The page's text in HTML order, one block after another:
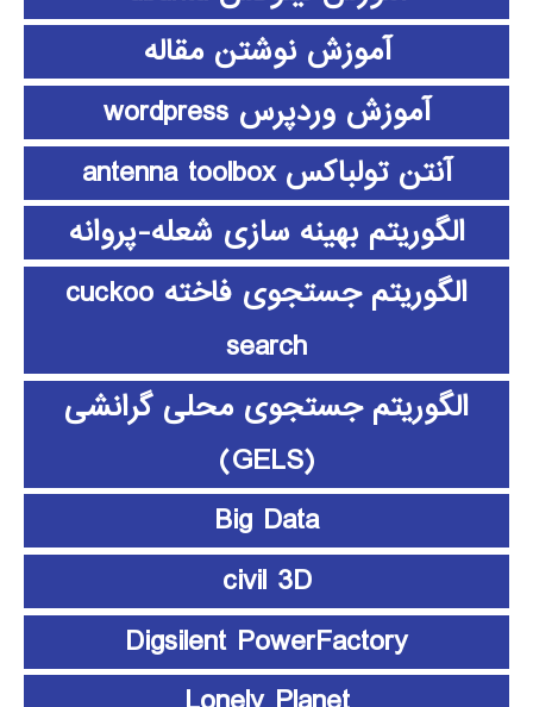
آموزش نوشتن مقاله
آموزش وردپرس wordpress
آنتن تولباکس antenna toolbox
الگوریتم بهینه سازی شعله-پروانه
الگوریتم جستجوی فاخته cuckoo
search
الگوریتم جستجوی محلی گرانشی
(GELS)
Big Data
civil 3D
Digsilent PowerFactory